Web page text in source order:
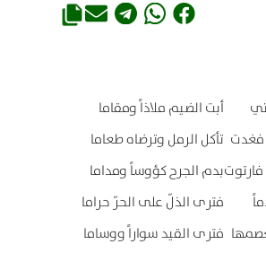
أبت الضيم ملاذاً ومقاما
تأكل الرمل وترضاه طعاما
بدم الجرح كؤوساً ومداما
فترى الذلّ على الحرّ حراما
فترى القيد سواراً ووساما
فغدت